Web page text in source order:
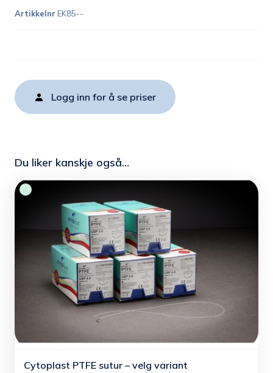
Artikkelnr EK85--
Logg inn for å se priser
Du liker kanskje også…
Cytoplast PTFE sutur – velg variant